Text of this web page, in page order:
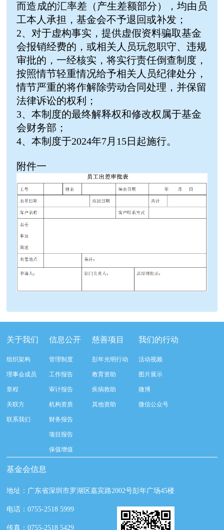
而造成的汇率差（产生差额部分），均由员
工本人承担，基金会不予退回或补发；
2、对于虚构事实，提供虚假资料骗取基金
会报销经费的，或相关人员玩忽职守、违规
审批的，一经核实，将实行责任倒查制度，
按照情节轻重情况给予相关人员纪律处分，
情节严重的将作解除劳动合同处理，并保留
法律诉讼的权利；
3、本制度的最终解释权和修改权属于基金
会财务部；
4、本制度于2024年7月15日起施行。
附件一
关于我们
组织架构
理事会成员
章程
关联方
联系我们
信息公开
管理制度
工作报告
审计报告
机构资质
财务报告
项目报告
保值增值
慈善项目
彭年光明行动
教育资助
疾病救助
其他资助
我们的行动
活动视频
图片展示
微博
微信公众号
基金会信息
地址：广东省深圳市罗湖区嘉宾路2002号彭年广场45楼
电话：0755-2518 5999
传真：0755-2518 5429